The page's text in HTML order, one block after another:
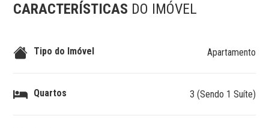
CARACTERÍSTICAS DO IMÓVEL
Tipo do Imóvel Apartamento
Quartos 3 (Sendo 1 Suíte)